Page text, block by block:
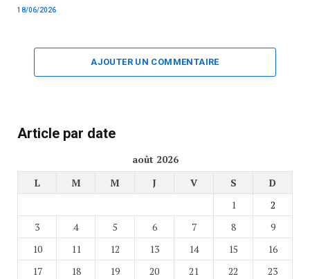
18/06/2026
AJOUTER UN COMMENTAIRE
Article par date
août 2026
L
M M J V S
D
1
2
3
4 5 6 7 8
9
10
11 12 13 14 15
16
17
18 19 20 21 22
23